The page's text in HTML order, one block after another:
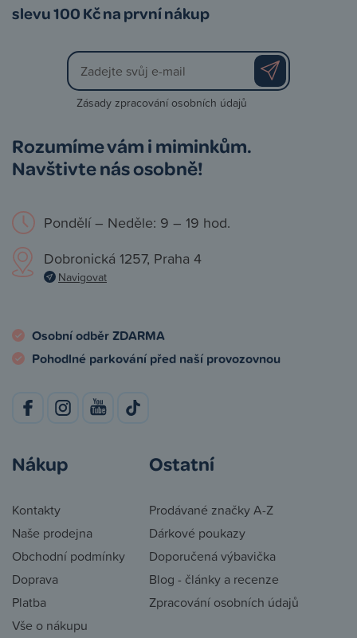
slevu 100 Kč na první nákup
Zásady zpracování osobních údajů
Rozumíme vám i miminkům.
Navštivte nás osobně!
Pondělí – Neděle: 9 – 19 hod.
Dobronická 1257, Praha 4
Navigovat
Osobní odběr ZDARMA
Pohodlné parkování před naší provozovnou
Nákup
Kontakty
Naše prodejna
Obchodní podmínky
Doprava
Platba
Vše o nákupu
Ostatní
Prodávané značky A-Z
Dárkové poukazy
Doporučená výbavička
Blog - články a recenze
Zpracování osobních údajů